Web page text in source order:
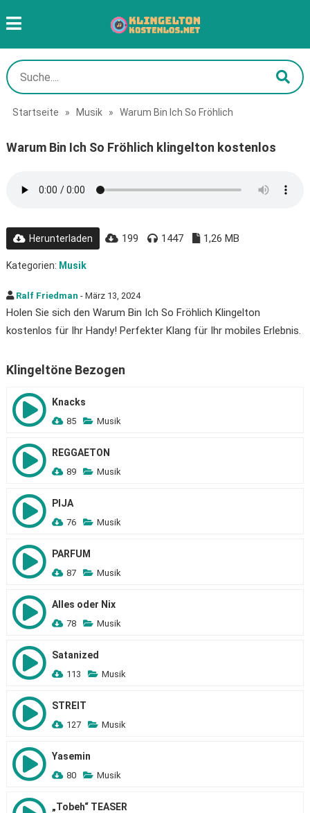
Startseite » Musik » Warum Bin Ich So Fröhlich
Warum Bin Ich So Fröhlich klingelton kostenlos
Herunterladen 199 1447 1,26 MB
Kategorien: Musik
Ralf Friedman - März 13, 2024
Holen Sie sich den Warum Bin Ich So Fröhlich Klingelton
kostenlos für Ihr Handy! Perfekter Klang für Ihr mobiles Erlebnis.
Klingeltöne Bezogen
Knacks
85 Musik
REGGAETON
89 Musik
PIJA
76 Musik
PARFUM
87 Musik
Alles oder Nix
78 Musik
Satanized
113 Musik
STREIT
127 Musik
Yasemin
80 Musik
„Tobeh“ TEASER